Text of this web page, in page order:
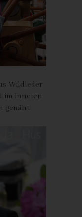
Wildleder
im Inneren
genäht.
(2) die Inhalte
diese zu
unserer
der Technik unserer
die zur
werden
mit dem Ziel
ein optimales
der Server-Logfiles
Person
gespeichert.
sich auf der
unter